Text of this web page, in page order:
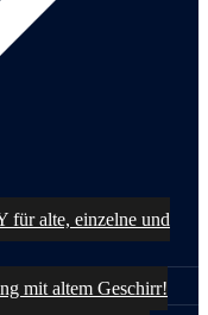
für alte, einzelne und
mit altem Geschirr!